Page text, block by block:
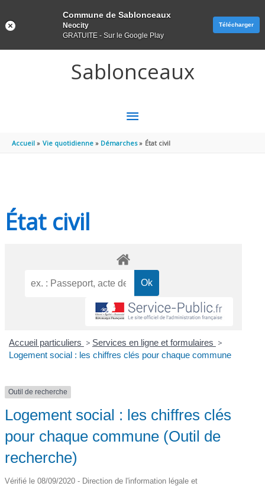
Sablonceaux
MENU
PRINCIPAL
Accueil Vie quotidienne Démarches État civil
État civil
Accueil particuliers > Services en ligne et formulaires >
Logement social : les chiffres clés pour chaque commune
Outil de recherche
Logement social : les chiffres clés
pour chaque commune (Outil de
recherche)
Vérifié le 08/09/2020 - Direction de l'information légale et
Commune de Sablonceaux
Neocity
GRATUITE - Sur le Google Play
Télécharger